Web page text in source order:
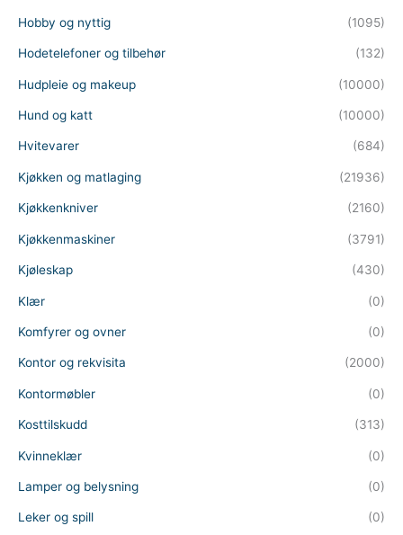
Hobby og nyttig (1095)
Hodetelefoner og tilbehør (132)
Hudpleie og makeup (10000)
Hund og katt (10000)
Hvitevarer (684)
Kjøkken og matlaging (21936)
Kjøkkenkniver (2160)
Kjøkkenmaskiner (3791)
Kjøleskap (430)
Klær (0)
Komfyrer og ovner (0)
Kontor og rekvisita (2000)
Kontormøbler (0)
Kosttilskudd (313)
Kvinneklær (0)
Lamper og belysning (0)
Leker og spill (0)